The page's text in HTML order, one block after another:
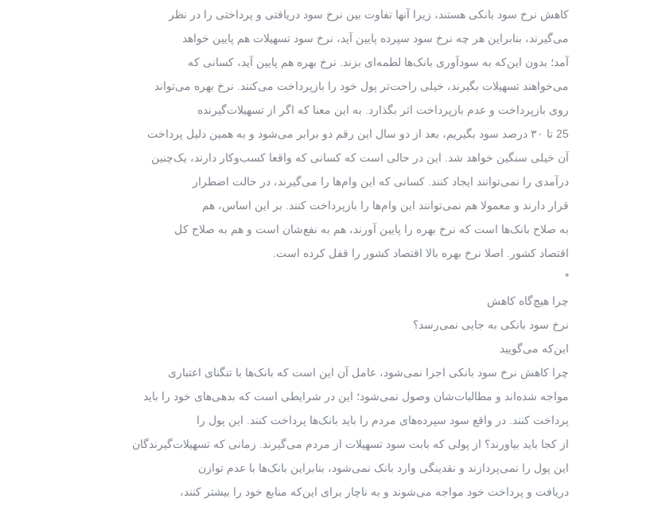
کاهش نرخ سود بانکی هستند، زیرا آنها تفاوت بین نرخ سود دریافتی و پرداختی را در نظر
می‌گیرند، بنابراین هر چه نرخ سود سپرده پایین آید، نرخ سود تسهیلات هم پایین خواهد
آمد؛ بدون این‌که به سودآوری بانک‌ها لطمه‌ای بزند. نرخ بهره هم پایین آید، کسانی که
می‌خواهند تسهیلات بگیرند، خیلی راحت‌تر پول خود را بازپرداخت می‌کنند. نرخ بهره می‌تواند
روی بازپرداخت و عدم بازپرداخت اثر بگذارد. به این معنا که اگر از تسهیلات‌گیرنده
25 تا ۳۰ درصد سود بگیریم، بعد از دو سال این رقم دو برابر می‌شود و به همین دلیل پرداخت
آن خیلی سنگین خواهد شد. این در حالی است که کسانی که واقعا کسب‌وکار دارند، یک‌چنین
درآمدی را نمی‌توانند ایجاد کنند. کسانی که این وام‌ها را می‌گیرند، در حالت اضطرار
قرار دارند و معمولا هم نمی‌توانند این وام‌ها را بازپرداخت کنند. بر این اساس، هم
به صلاح بانک‌ها است که نرخ بهره را پایین آورند، هم به نفع‌شان است و هم به صلاح کل
اقتصاد کشور. اصلا نرخ بهره بالا اقتصاد کشور را قفل کرده است.
*
چرا هیچ‌گاه کاهش
نرخ سود بانکی به جایی نمی‌رسد؟
این‌که می‌گویید
چرا کاهش نرخ سود بانکی اجرا نمی‌شود، عامل آن این است که بانک‌ها با تنگنای اعتباری
مواجه شده‌اند و مطالبات‌شان وصول نمی‌شود؛ این در شرایطی است که بدهی‌های خود را باید
پرداخت کنند. در واقع سود سپرده‌های مردم را باید بانک‌ها پرداخت کنند. این پول را
از کجا باید بیاورند؟ از پولی که بابت سود تسهیلات از مردم می‌گیرند. زمانی که تسهیلات‌گیرندگان
این پول را نمی‌پردازند و نقدینگی وارد بانک نمی‌شود، بنابراین بانک‌ها با عدم توازن
دریافت و پرداخت خود مواجه می‌شوند و به ناچار برای این‌که منابع خود را بیشتر کنند،